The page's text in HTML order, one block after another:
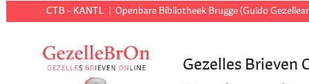
CTB - KANTL Openbare Bibliotheek Brugge (Guido
Gezelles Brieven